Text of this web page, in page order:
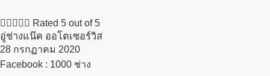
     Rated 5 out of 5
อู่ช่างแน๊ค ออโตเซอร์วิส
28 กรกฏาคม 2020​
Facebook : 1000 ช่าง